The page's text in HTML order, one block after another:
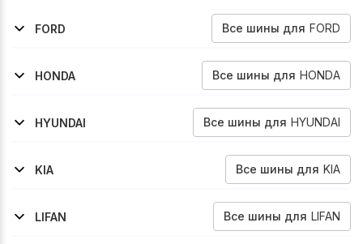
FORD Все шины для FORD
2000-2006
2006-2014
HONDA
Все шины для HONDA
2012-2016
1995-2001
2001-2006
1998-2003
HYUNDAI
Все шины для HYUNDAI
2016-2021
2021-2022
2017-2019
2010-2013
2014-2017
2023-2026
KIA
Все шины для KIA
2020-2023
2016-2020
2011-2016
2023-2026
LIFAN
Все шины для LIFAN